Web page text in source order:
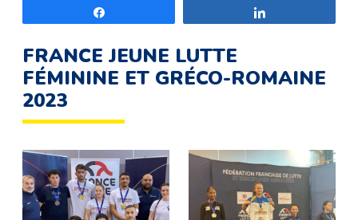
FRANCE JEUNE LUTTE
FÉMININE ET GRÉCO-ROMAINE
2023